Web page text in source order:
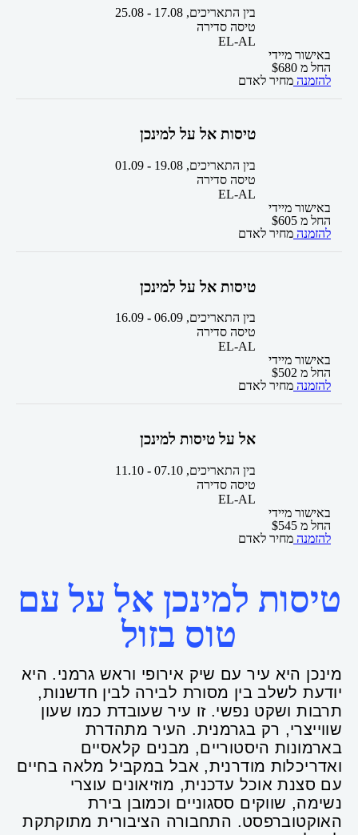
בין התאריכים, -
25.08
טיסה סדירה
EL-AL
באישור מיידי
החל מ
$680
להזמנה מחיר לאדם
טיסות אל על למינכן
בין התאריכים, -
01.09
טיסה סדירה
EL-AL
באישור מיידי
החל מ
$605
להזמנה מחיר לאדם
טיסות אל על למינכן
בין התאריכים, -
16.09
טיסה סדירה
EL-AL
באישור מיידי
החל מ
$502
להזמנה מחיר לאדם
אל על טיסות למינכן
בין התאריכים, -
11.10
טיסה סדירה
EL-AL
באישור מיידי
החל מ
$545
להזמנה מחיר לאדם
טיסות למינכן אל על עם
טוס בזול
מינכן היא עיר עם שיק אירופי וראש גרמני. היא
יודעת לשלב בין מסורת לבירה לבין חדשנות,
תרבות ושקט נפשי. זו עיר שעובדת כמו שעון
שווייצרי, רק בגרמנית. העיר מתהדרת
בארמונות היסטוריים, מבנים קלאסיים
ואדריכלות מודרנית, אבל במקביל מלאה בחיים
עם סצנת אוכל עדכנית, מוזיאונים עוצרי
נשימה, שווקים ססגוניים וכמובן בירת
האוקטוברפסט. התחבורה הציבורית מתוקתקת